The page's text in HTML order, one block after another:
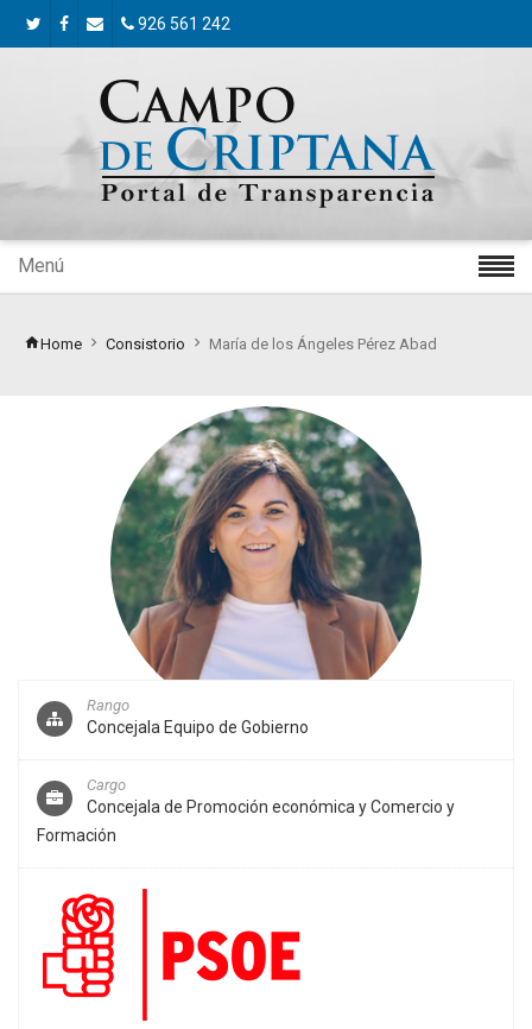
926 561 242
Menú
Home Consistorio María de los Ángeles Pérez Abad
Rango
Concejala Equipo de Gobierno
Cargo
Concejala de Promoción económica y Comercio y
Formación